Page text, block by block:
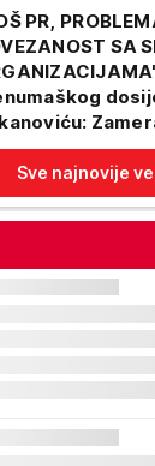
PR,
SA
Sve najnovije